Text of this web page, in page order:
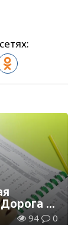
в
94 0